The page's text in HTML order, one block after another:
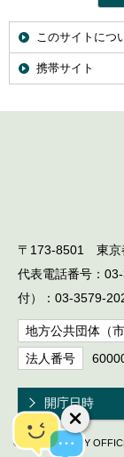
このサイトにつ
携帯サイト
〒173-8501 東京
代表電話番号：
付）：03-3579-
地方公共団体（
法人番号
開庁日時
© ITABASHI CITY